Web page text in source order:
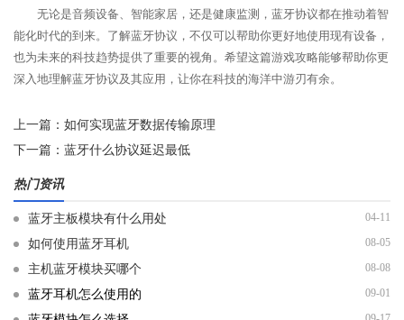
无论是音频设备、智能家居，还是健康监测，蓝牙协议都在推动着智
能化时代的到来。了解蓝牙协议，不仅可以帮助你更好地使用现有设备，
也为未来的科技趋势提供了重要的视角。希望这篇游戏攻略能够帮助你更
深入地理解蓝牙协议及其应用，让你在科技的海洋中游刃有余。
上一篇： 如何实现蓝牙数据传输原理
下一篇： 蓝牙什么协议延迟最低
热门资讯
蓝牙主板模块有什么用处 04-11
如何使用蓝牙耳机 08-05
主机蓝牙模块买哪个 08-08
蓝牙耳机怎么使用的 09-01